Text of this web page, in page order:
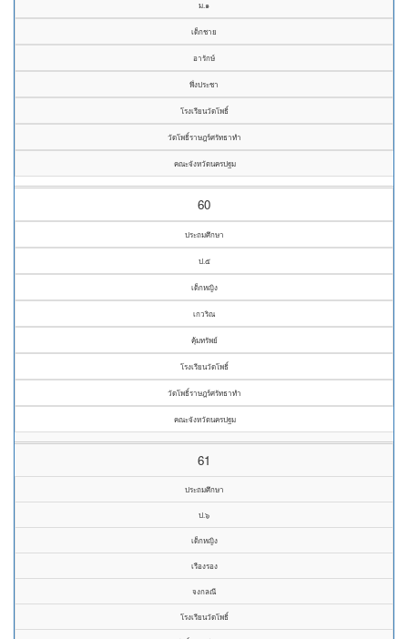
ม.๑
เด็กชาย
อารักษ์
พึ่งประชา
โรงเรียนวัดโพธิ์
วัดโพธิ์ราษฎร์ศรัทธาทำ
คณะจังหวัดนครปฐม
60
ประถมศึกษา
ป.๕
เด็กหญิง
เกวริณ
คุ้มทรัพย์
โรงเรียนวัดโพธิ์
วัดโพธิ์ราษฎร์ศรัทธาทำ
คณะจังหวัดนครปฐม
61
ประถมศึกษา
ป.๖
เด็กหญิง
เรืองรอง
จงกลณี
โรงเรียนวัดโพธิ์